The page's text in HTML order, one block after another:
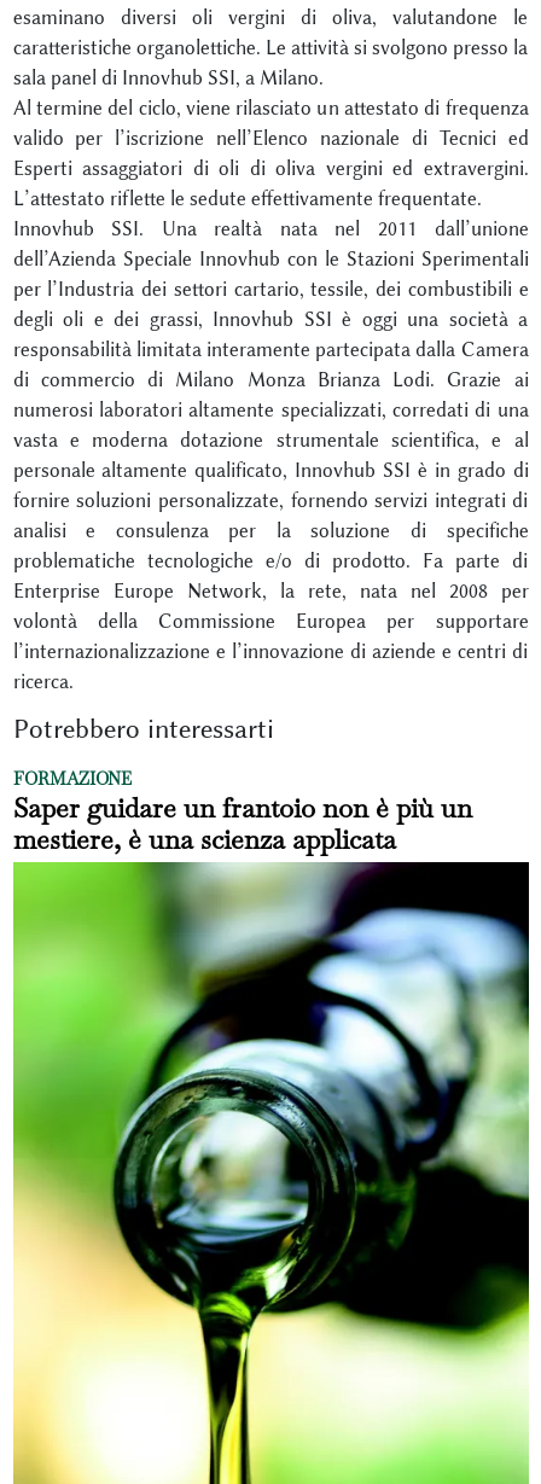
esaminano diversi oli vergini di oliva, valutandone le
caratteristiche organolettiche. Le attività si svolgono presso la
sala panel di Innovhub SSI, a Milano.
Al termine del ciclo, viene rilasciato un attestato di frequenza
valido per l’iscrizione nell’Elenco nazionale di Tecnici ed
Esperti assaggiatori di oli di oliva vergini ed extravergini.
L’attestato riflette le sedute effettivamente frequentate.
Innovhub SSI. Una realtà nata nel 2011 dall’unione
dell’Azienda Speciale Innovhub con le Stazioni Sperimentali
per l’Industria dei settori cartario, tessile, dei combustibili e
degli oli e dei grassi, Innovhub SSI è oggi una società a
responsabilità limitata interamente partecipata dalla Camera
di commercio di Milano Monza Brianza Lodi. Grazie ai
numerosi laboratori altamente specializzati, corredati di una
vasta e moderna dotazione strumentale scientifica, e al
personale altamente qualificato, Innovhub SSI è in grado di
fornire soluzioni personalizzate, fornendo servizi integrati di
analisi e consulenza per la soluzione di specifiche
problematiche tecnologiche e/o di prodotto. Fa parte di
Enterprise Europe Network, la rete, nata nel 2008 per
volontà della Commissione Europea per supportare
l’internazionalizzazione e l’innovazione di aziende e centri di
ricerca.
Potrebbero interessarti
FORMAZIONE
Saper guidare un frantoio non è più un
mestiere, è una scienza applicata